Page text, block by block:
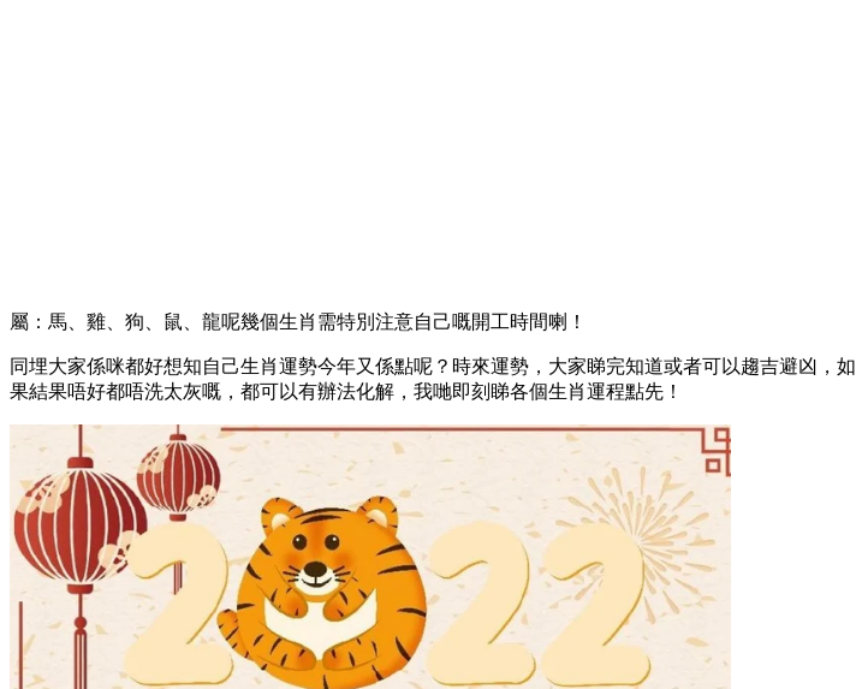
屬：馬、雞、狗、鼠、龍呢幾個生肖需特別注意自己嘅開工時間喇！
同埋大家係咪都好想知自己生肖運勢今年又係點呢？時來運勢，大家睇完知道或者可以趨吉避凶，如
果結果唔好都唔洗太灰嘅，都可以有辦法化解，我哋即刻睇各個生肖運程點先！